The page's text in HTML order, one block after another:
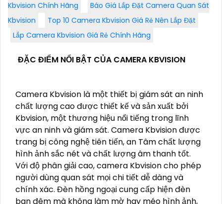
Kbvision Chính Hãng
Báo Giá Lắp Đặt Camera Quan Sát
Kbvision
Top 10 Camera Kbvision Giá Rẻ Nên Lắp Đặt
Lắp Camera Kbvision Giá Rẻ Chính Hãng
ĐẶC ĐIỂM NỔI BẬT CỦA CAMERA KBVISION
Camera Kbvision là một thiết bị giám sát an ninh
chất lượng cao được thiết kế và sản xuất bởi
Kbvision, một thương hiệu nổi tiếng trong lĩnh
vực an ninh và giám sát. Camera Kbvision được
trang bị công nghệ tiên tiến, an Tâm chất lượng
hình ảnh sắc nét và chất lượng âm thanh tốt.
Với độ phân giải cao, camera Kbvision cho phép
người dùng quan sát mọi chi tiết dễ dàng và
chính xác. Đèn hồng ngoại cung cấp hiện đèn
ban đêm mà không làm mờ hay méo hình ảnh,